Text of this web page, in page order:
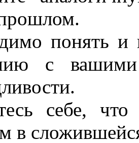
понять и
с
себе,
в